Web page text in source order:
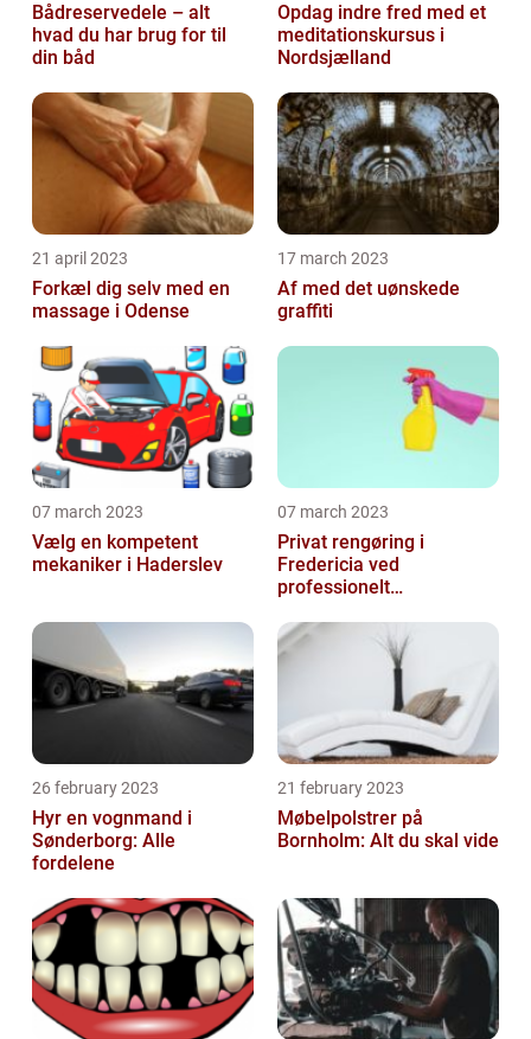
Bådreservedele – alt
hvad du har brug for til
din båd
Opdag indre fred med et
meditationskursus i
Nordsjælland
21 april 2023
Forkæl dig selv med en
massage i Odense
17 march 2023
Af med det uønskede
graffiti
07 march 2023
Vælg en kompetent
mekaniker i Haderslev
07 march 2023
Privat rengøring i
Fredericia ved
professionelt
26 february 2023
Hyr en vognmand i
Sønderborg: Alle
fordelene
21 february 2023
Møbelpolstrer på
Bornholm: Alt du skal vide